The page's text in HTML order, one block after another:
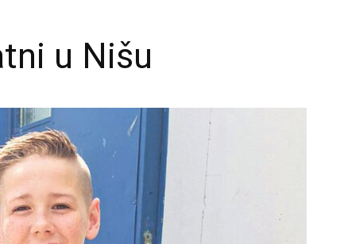
u Nišu